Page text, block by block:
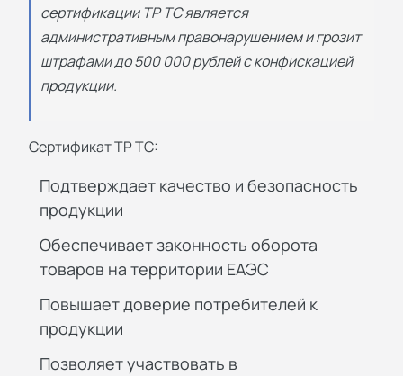
сертификации ТР ТС является
административным правонарушением и грозит
штрафами до 500 000 рублей с конфискацией
продукции.
Сертификат ТР ТС:
Подтверждает качество и безопасность
продукции
Обеспечивает законность оборота
товаров на территории ЕАЭС
Повышает доверие потребителей к
продукции
Позволяет участвовать в